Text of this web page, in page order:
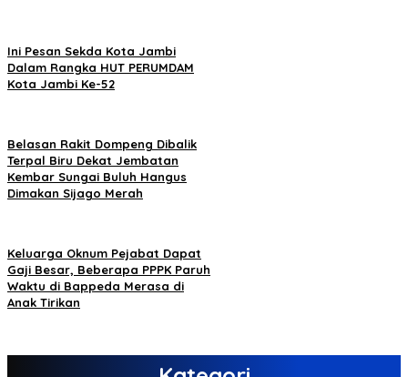
Ini Pesan Sekda Kota Jambi
Dalam Rangka HUT PERUMDAM
Kota Jambi Ke-52
Belasan Rakit Dompeng Dibalik
Terpal Biru Dekat Jembatan
Kembar Sungai Buluh Hangus
Dimakan Sijago Merah
Keluarga Oknum Pejabat Dapat
Gaji Besar, Beberapa PPPK Paruh
Waktu di Bappeda Merasa di
Anak Tirikan